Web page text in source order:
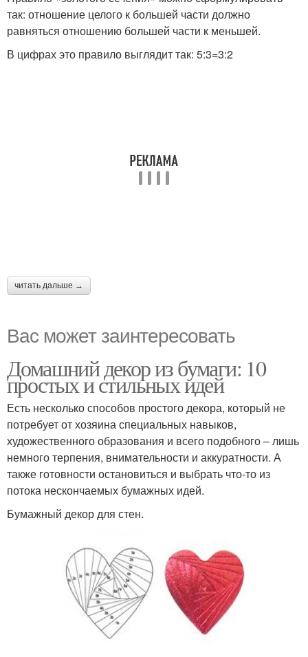
так: отношение целого к большей части должно
равняться отношению большей части к меньшей.
В цифрах это правило выглядит так: 5:3=3:2
читать дальше →
Вас может заинтересовать
Домашний декор из бумаги: 10
простых и стильных идей
Есть несколько способов простого декора, который не
потребует от хозяина специальных навыков,
художественного образования и всего подобного – лишь
немного терпения, внимательности и аккуратности. А
также готовности остановиться и выбрать что-то из
потока нескончаемых бумажных идей.
Бумажный декор для стен.